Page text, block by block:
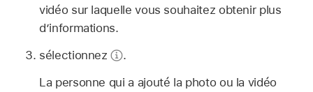
vidéo sur laquelle vous souhaitez obtenir plus
d’informations.
sélectionnez
.
La personne qui a ajouté la photo ou la vidéo